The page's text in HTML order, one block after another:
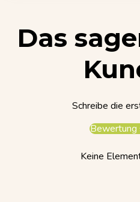
Das
Schreibe die
Bewertung
Keine